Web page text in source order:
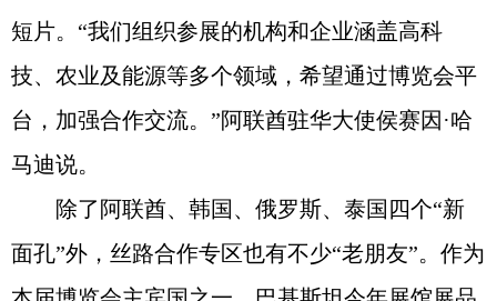
短片。“我们组织参展的机构和企业涵盖高科
技、农业及能源等多个领域，希望通过博览会平
台，加强合作交流。”阿联酋驻华大使侯赛因·哈
马迪说。
除了阿联酋、韩国、俄罗斯、泰国四个“新
面孔”外，丝路合作专区也有不少“老朋友”。作为